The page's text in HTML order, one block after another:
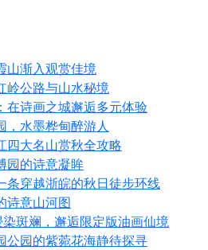
山渐入观赏佳境
岭公路与山水秘境
在诗画之城邂逅多元体验
，水墨桦甸醉游人
四大名山赏秋全攻略
园的诗意凝眸
条穿越浙皖的秋日徒步环线
诗意山河图
斑斓，邂逅限定版油画仙境
公园的紫菀花海静待探寻